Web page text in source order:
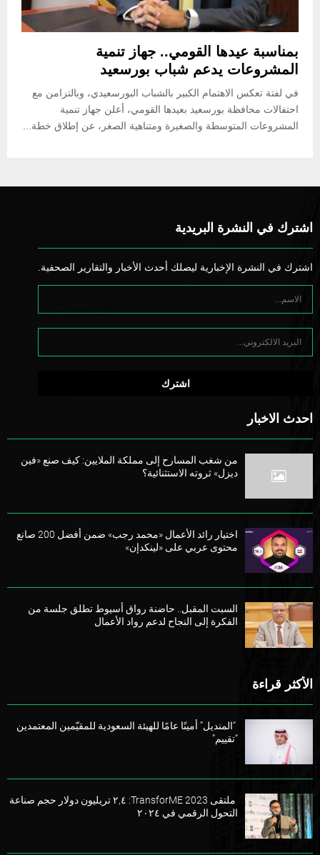
بمناسبة عيدها القومي.. جهاز تنمية
المشروعات يدعم شباب بورسعيد
في لفتة تعكس الاهتمام الكبير بالشباب البورسعيدي، وبالتزامن مع
احتفالات محافظة بورسعيد بعيدها القومي، أعلن جهاز تنمية
المشروعات المتوسطة والصغيرة ومتناهية الصغر، عن إطلاق خطة...
اشترك في النشرة البريدية
اشترك في النشرة الإخبارية ليصلك أحدث الأخبار والتقارير الصحفية.
احدث الاخبار
من شغب المسارح إلى مملكة الملايين: كيف صنع «فين
ديزل» ثروته الاستثنائية؟
اختيار رائد الأعمال «محمد رجب» ضمن أفضل 200 صانع
محتوى عربي على «لينكدإن»
السبت المقبل.. حاضنة رواق أسيوط تطلق جلسة من
الفكرة إلى النجاح لدعم رواد الأعمال
الأكثر قراءة
“المنديل” أمينًا عامًا للهيئة السعودية للمقيّمين المعتمدين
“تقييم”
ملتقى TransforME 2023: ٢,٤ تريليون دولار حجم صناعة
التحول الرقمي في ٢٠٢٤